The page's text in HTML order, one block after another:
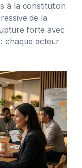
à la constitution
de la
forte avec
chaque acteur